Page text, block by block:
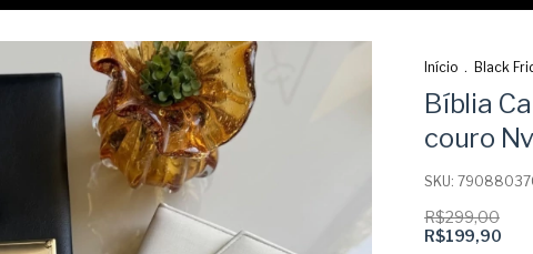
Início . Black
Bíblia
couro
SKU:
R$299,00
R$199,90